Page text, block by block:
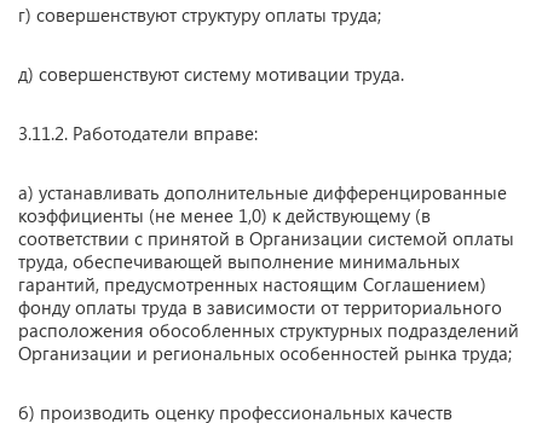
г) совершенствуют структуру оплаты труда;
д) совершенствуют систему мотивации труда.
3.11.2. Работодатели вправе:
а) устанавливать дополнительные дифференцированные
коэффициенты (не менее 1,0) к действующему (в
соответствии с принятой в Организации системой оплаты
труда, обеспечивающей выполнение минимальных
гарантий, предусмотренных настоящим Соглашением)
фонду оплаты труда в зависимости от территориального
расположения обособленных структурных подразделений
Организации и региональных особенностей рынка труда;
б) производить оценку профессиональных качеств